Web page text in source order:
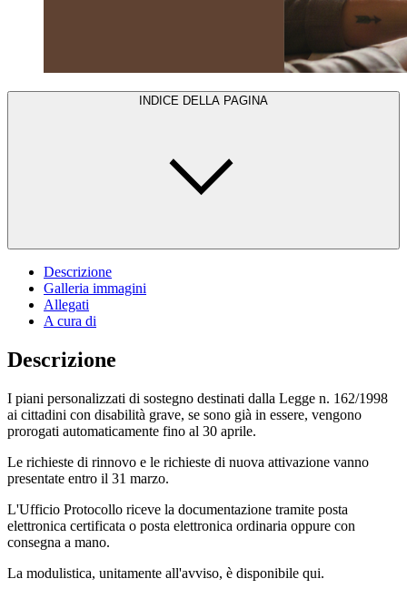
INDICE DELLA PAGINA
Descrizione
Galleria immagini
Allegati
A cura di
Descrizione
I piani personalizzati di sostegno destinati dalla Legge n. 162/1998
ai cittadini con disabilità grave, se sono già in essere, vengono
prorogati automaticamente fino al 30 aprile.
Le richieste di rinnovo e le richieste di nuova attivazione vanno
presentate entro il 31 marzo.
L'Ufficio Protocollo riceve la documentazione tramite posta
elettronica certificata o posta elettronica ordinaria oppure con
consegna a mano.
La modulistica, unitamente all'avviso, è disponibile qui.